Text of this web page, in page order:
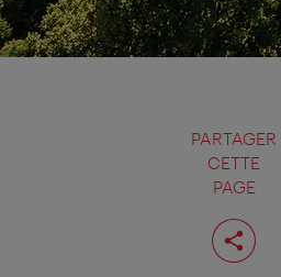
PARTAGER
CETTE
PAGE
Partager
cette
page